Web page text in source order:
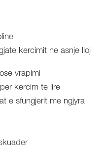
kercimit ne asnje lloj
vrapimi
kercim te lire
e sfungjerit me ngjyra